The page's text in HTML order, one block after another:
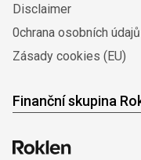
Disclaimer
0chrana osobních údajů
Zásady cookies (EU)
Finanční skupina